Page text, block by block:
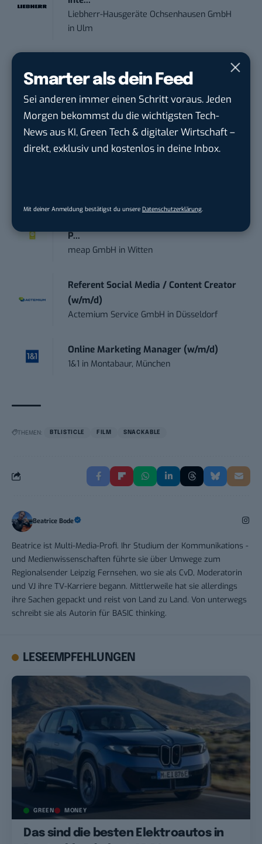
Smarter als dein Feed
Sei anderen immer einen Schritt voraus. Jeden
Morgen bekommst du die wichtigsten Tech-
News aus KI, Green Tech & digitaler Wirtschaft –
direkt, exklusiv und kostenlos in deine Inbox.
Mit deiner Anmeldung bestätigst du unsere Datenschutzerklärung
Liebherr-Hausgeräte Ochsenhausen GmbH
in Ulm
Management...
Garados Swimwear – MWN Holding GmbH
Community Manager:in Open Source
P...
meap GmbH inWitten
Referent Social Media / Content Creator
(w/m/d)
Actemium Service GmbH in Düsseldorf
Online Marketing Manager (w/m/d)
1&1 in Montabaur, München
THEMEN: BTLISTICLE FILM SNACKABLE
Beatrice Bode
Beatrice ist Multi-Media-Profi. Ihr Studium der Kommunikations -
und Medienwissenschaften führte sie über Umwege zum
Regionalsender Leipzig Fernsehen, wo sie als CvD, Moderatorin
und VJ ihre TV-Karriere begann. Mittlerweile hat sie allerdings
ihre Sachen gepackt und reist von Land zu Land. Von unterwegs
schreibt sie als Autorin für BASIC thinking.
LESEEMPFEHLUNGEN
GREEN MONEY
Das sind die besten Elektroautos in